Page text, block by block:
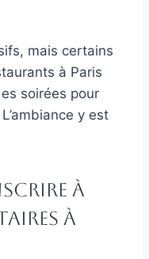
mais certains
à Paris
soirées pour
y est
à
à